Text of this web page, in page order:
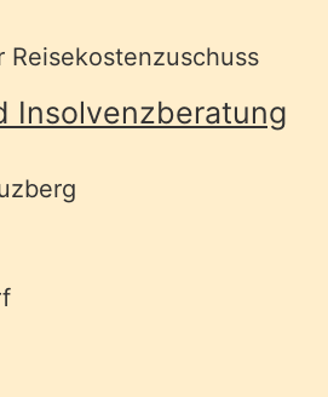
Reisekostenzuschuss
Insolvenzberatung